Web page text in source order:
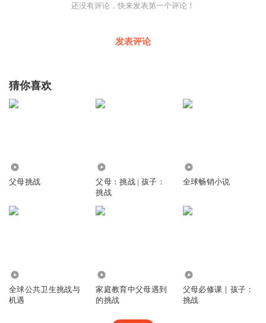
还没有评论，快来发表第一个评论！
发表评论
猜你喜欢
父母挑战
父母：挑战 | 孩子：
挑战
全球畅销小说
全球公共卫生挑战与
机遇
家庭教育中父母遇到
的挑战
父母必修课｜孩子：
挑战